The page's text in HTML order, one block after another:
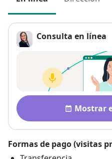
Consulta en línea
Disponibilidad
Mostrar
Formas de pago (visitas